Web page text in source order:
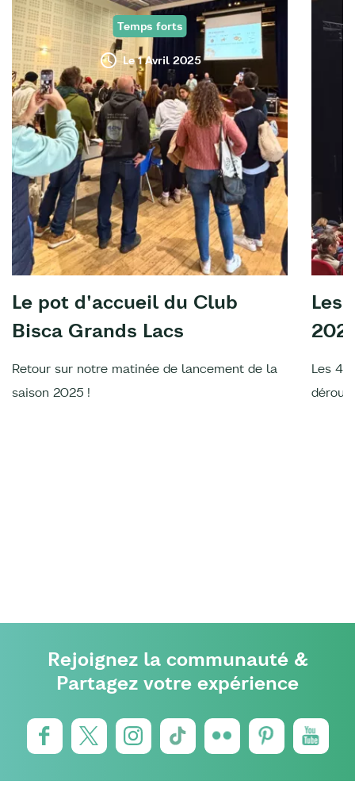
Temps forts
Le 1 Avril 2025
Le pot d'accueil du Club
Bisca Grands Lacs
Retour sur notre matinée de lancement de la
saison 2025 !
Les
Les
Rejoignez la communauté &
Partagez votre expérience